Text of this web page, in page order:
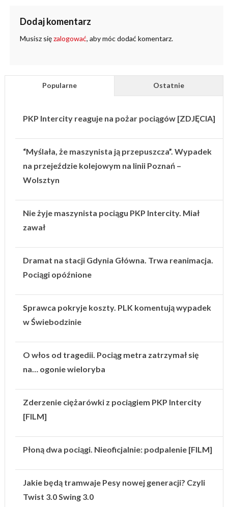
Dodaj komentarz
Musisz sięzalogować, aby móc dodać komentarz.
Popularne Ostatnie
PKP Intercity reaguje na pożar pociągów [ZDJĘCIA]
“Myślała, że maszynista ją przepuszcza”. Wypadek
na przejeździe kolejowym na linii Poznań –
Wolsztyn
Nie żyje maszynista pociągu PKP Intercity. Miał
zawał
Dramat na stacji Gdynia Główna. Trwa reanimacja.
Pociągi opóźnione
Sprawca pokryje koszty. PLK komentują wypadek
w Świebodzinie
O włos od tragedii. Pociąg metra zatrzymał się
na… ogonie wieloryba
Zderzenie ciężarówki z pociągiem PKP Intercity
[FILM]
Płoną dwa pociągi. Nieoficjalnie: podpalenie [FILM]
Jakie będą tramwaje Pesy nowej generacji? Czyli
Twist 3.0 Swing 3.0